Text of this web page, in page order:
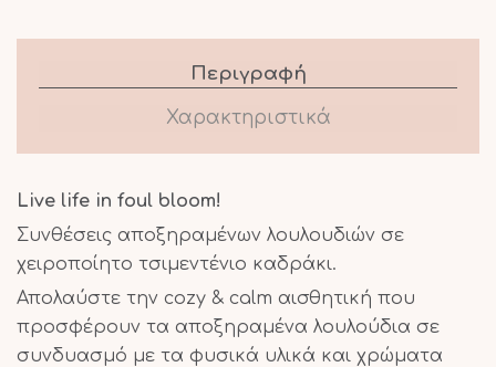
Περιγραφή
Χαρακτηριστικά
Live life in foul bloom!
Συνθέσεις αποξηραμένων λουλουδιών σε
χειροποίητο τσιμεντένιο καδράκι.
Απολαύστε την cozy & calm αισθητική που
προσφέρουν τα αποξηραμένα λουλούδια σε
συνδυασμό με τα φυσικά υλικά και χρώματα